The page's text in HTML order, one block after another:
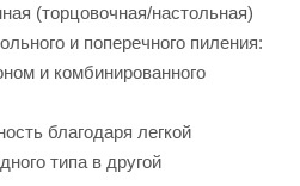
(торцовочная/настольная)
и поперечного пиления:
и комбинированного
благодаря легкой
типа в другой